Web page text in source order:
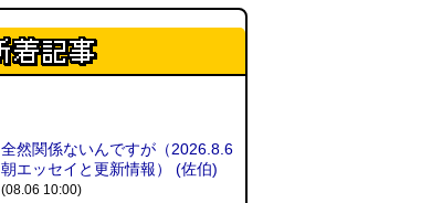
全然関係ないんですが（2026.8.6
朝エッセイと更新情報）
(佐伯)
(08.06 10:00)